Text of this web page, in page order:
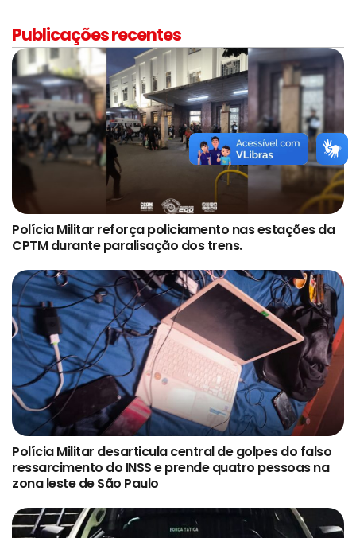
Publicações recentes
Polícia Militar reforça policiamento nas estações da
CPTM durante paralisação dos trens.
Polícia Militar desarticula central de golpes do falso
ressarcimento do INSS e prende quatro pessoas na
zona leste de São Paulo